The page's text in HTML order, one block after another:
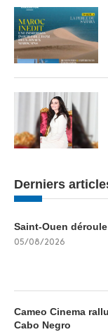
Derniers
Saint-Ouen
05/08/2026
Cameo Cinema
Cabo Negro